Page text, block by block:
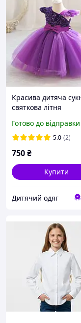
Красива дитяча
святкова літня
Готово до відправки
5.0 (2)
750₴
Купити
Дитячий одяг